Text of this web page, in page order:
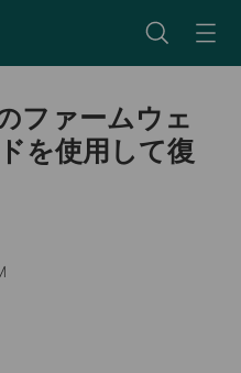
ファームウェ
を使用して復